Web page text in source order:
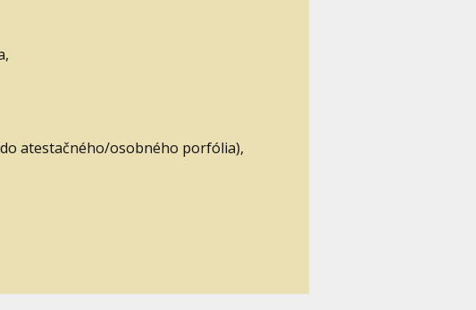
atestačného/osobného porfólia),